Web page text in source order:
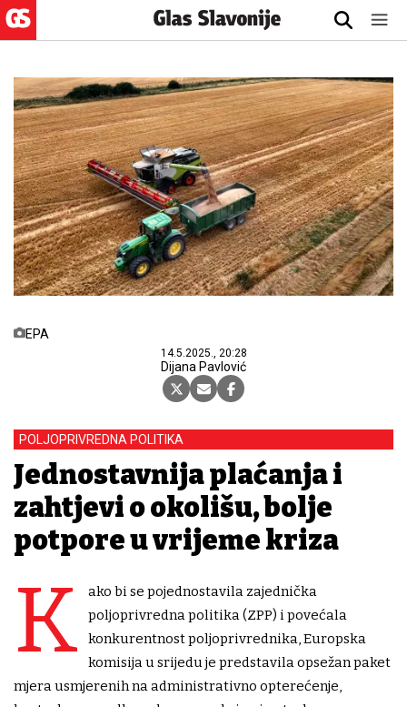
EPA
14.5.2025., 20:28
Dijana Pavlović
POLJOPRIVREDNA POLITIKA
Jednostavnija plaćanja i
zahtjevi o okolišu, bolje
potpore u vrijeme kriza
K
ako bi se pojednostavila zajednička
poljoprivredna politika (ZPP) i povećala
konkurentnost poljoprivrednika, Europska
komisija u srijedu je predstavila opsežan paket
mjera usmjerenih na administrativno opterećenje,